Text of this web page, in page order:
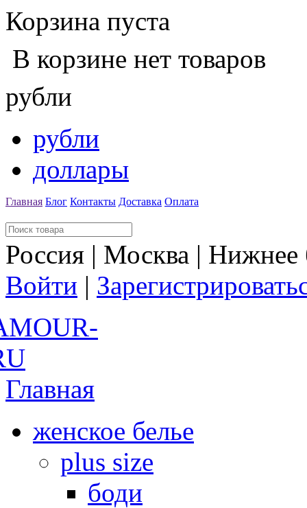
Корзина пуста
В корзине нет товаров
рубли
рубли
доллары
Главная Блог Контакты Доставка Оплата
Россия | Москва |
Войти |
Главная
женское белье
plus size
боди